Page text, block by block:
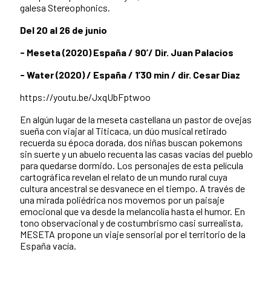
galesa Stereophonics.
Del 20 al 26 de junio
- Meseta (2020) España / 90’/ Dir. Juan Palacios
- Water (2020) / España / 1’30 min / dir. Cesar Diaz
https://youtu.be/JxqUbFptwoo
En algún lugar de la meseta castellana un pastor de ovejas
sueña con viajar al Titicaca, un dúo musical retirado
recuerda su época dorada, dos niñas buscan pokemons
sin suerte y un abuelo recuenta las casas vacías del pueblo
para quedarse dormido. Los personajes de esta película
cartográfica revelan el relato de un mundo rural cuya
cultura ancestral se desvanece en el tiempo. A través de
una mirada poliédrica nos movemos por un paisaje
emocional que va desde la melancolía hasta el humor. En
tono observacional y de costumbrismo casi surrealista,
MESETA propone un viaje sensorial por el territorio de la
España vacía.